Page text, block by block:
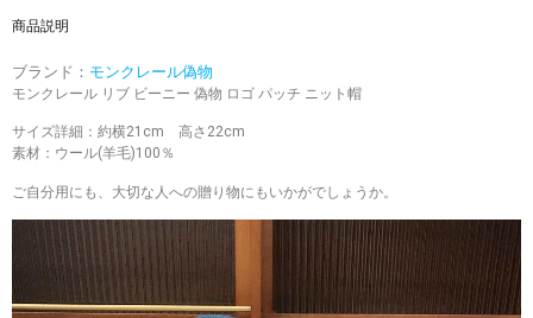
商品説明
ブランド： モンクレール偽物
モンクレール リブ ビーニー 偽物 ロゴ パッチ ニット帽
サイズ詳細：約横21cm 高さ22cm
素材：ウール(羊毛)100％
ご自分用にも、大切な人への贈り物にもいかがでしょうか。